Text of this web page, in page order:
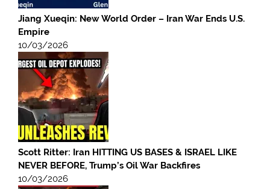
Jiang Xueqin: New World Order – Iran War Ends U.S.
Empire
10/03/2026
Scott Ritter: Iran HITTING US BASES & ISRAEL LIKE
NEVER BEFORE, Trump’s Oil War Backfires
10/03/2026